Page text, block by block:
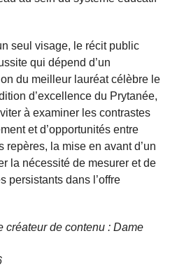
seul visage, le récit public
qui dépend d’un
du meilleur lauréat célèbre le
d’excellence du Prytanée,
à examiner les contrastes
et d’opportunités entre
repères, la mise en avant d’un
la nécessité de mesurer et de
persistants dans l’offre
créateur de contenu : Dame